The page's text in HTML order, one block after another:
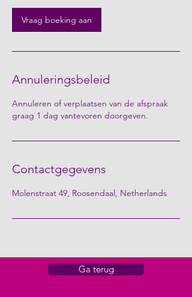
i
n
.
Vraag boeking aan
Annuleringsbeleid
Annuleren of verplaatsen van de afspraak
graag 1 dag vantevoren doorgeven.
Contactgegevens
Molenstraat 49, Roosendaal, Netherlands
Ga terug